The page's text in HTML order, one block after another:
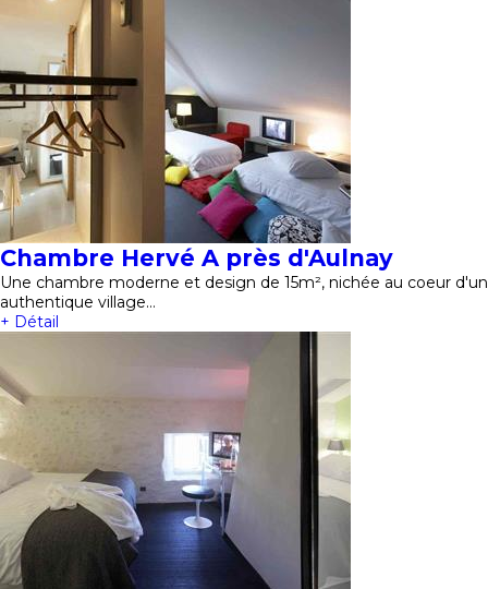
Chambre Hervé A près d'Aulnay
Une chambre moderne et design de 15m², nichée au coeur d'un
authentique village…
+ Détail